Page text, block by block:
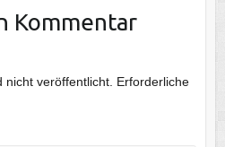
Kommentar
nicht veröffentlicht. Erforderliche